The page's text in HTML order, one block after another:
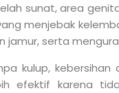
sunat, area
menjebak
jamur, serta
kulup,
efektif karena